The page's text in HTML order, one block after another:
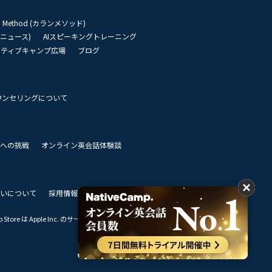
Method (カランメソッド)
ュース)
AIスピーキングトレーニング
ィブキャンプ広場
ブログ
ンセリングについて
の挑戦
オンライン英会話体験談
について 採用情報 私達のビジョン
は Apple Inc. のサービスマークです。